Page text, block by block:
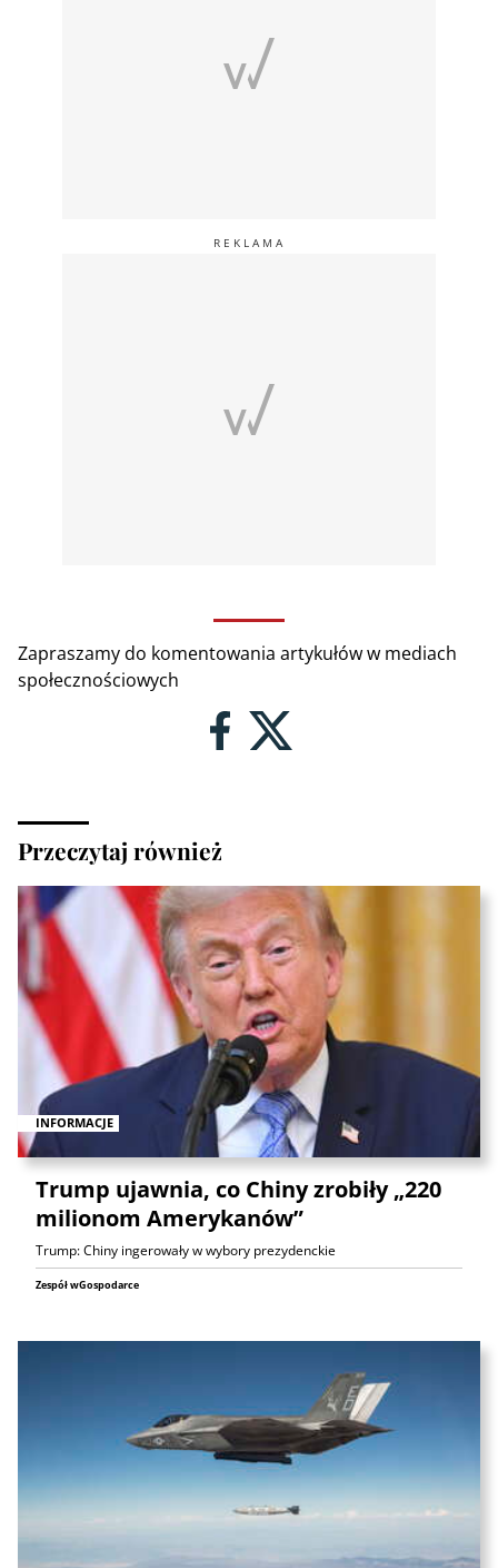
Zapraszamy do komentowania artykułów w mediach
społecznościowych
Przeczytaj również
INFORMACJE
Trump ujawnia, co Chiny zrobiły „220
milionom Amerykanów”
Trump: Chiny ingerowały w wybory prezydenckie
Zespół wGospodarce